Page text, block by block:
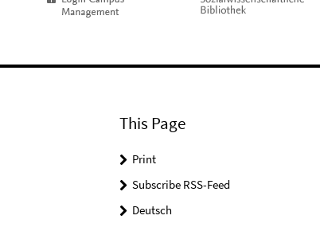
This Page
Print
Subscribe RSS-Feed
Deutsch